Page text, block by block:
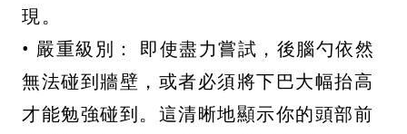
現。
• 嚴重級別： 即使盡力嘗試，後腦勺依然
無法碰到牆壁，或者必須將下巴大幅抬高
才能勉強碰到。這清晰地顯示你的頭部前